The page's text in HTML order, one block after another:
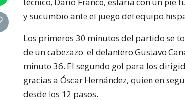
y sucumbió ante el juego del equipo
Los primeros 30 minutos del partido se
de un cabezazo, el delantero Gustavo
minuto 36. El segundo gol para los
gracias a Óscar Hernández, quien en
desde los 12 pasos.